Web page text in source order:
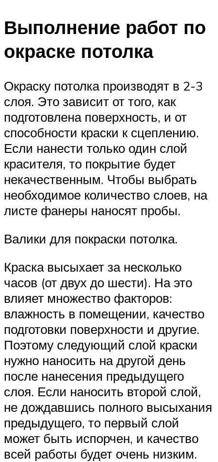
Выполнение работ по
окраске потолка
Окраску потолка производят в 2-3
слоя. Это зависит от того, как
подготовлена поверхность, и от
способности краски к сцеплению.
Если нанести только один слой
красителя, то покрытие будет
некачественным. Чтобы выбрать
необходимое количество слоев, на
листе фанеры наносят пробы.
Валики для покраски потолка.
Краска высыхает за несколько
часов (от двух до шести). На это
влияет множество факторов:
влажность в помещении, качество
подготовки поверхности и другие.
Поэтому следующий слой краски
нужно наносить на другой день
после нанесения предыдущего
слоя. Если наносить второй слой,
не дождавшись полного высыхания
предыдущего, то первый слой
может быть испорчен, и качество
всей работы будет очень низким.